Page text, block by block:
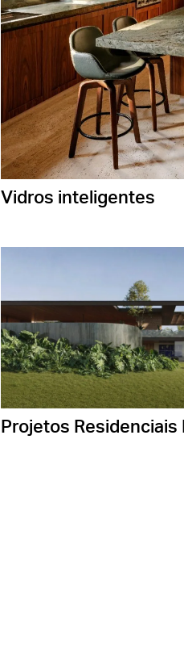
Vidros inteligentes
Projetos Residenciais